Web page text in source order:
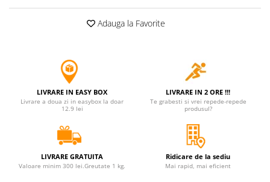
Figurine si masinute duble
Gaming, Carti & Birotica
Costume Halloween copii
Costume spiderman
Accesorii decorative
Echipamente petrecere
Adauga la Favorite
LIVRARE IN EASY BOX
Livrare a doua zi in easybox la doar
12.9 lei
LIVRARE IN 2 ORE !!!
Te grabesti si vrei repede-repede
produsul?
LIVRARE GRATUITA
Valoare minim 300 lei.Greutate 1 kg.
Ridicare de la sediu
Mai rapid, mai eficient